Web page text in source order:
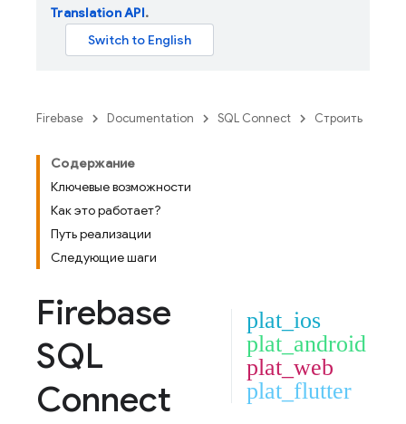
Translation API.
Firebase Documentation SQL Connect Строить
Содержание
Ключевые возможности
Как это работает?
Путь реализации
Следующие шаги
Firebase
SQL
Connect
plat_ios
plat_android
plat_web
plat_flutter